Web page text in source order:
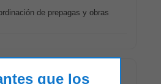
de prepagas y obras
que los